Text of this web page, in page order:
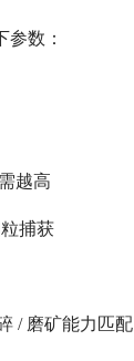
数：
越高
捕获
/ 磨矿能力匹配